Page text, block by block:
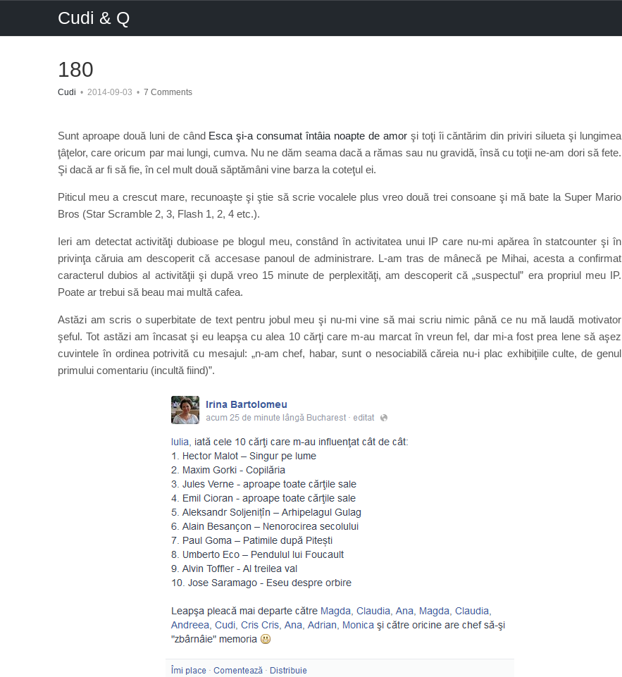
Cudi & Q
180
Cudi • 2014-09-03 • 7 Comments
Sunt aproape două luni de când Esca şi-a consumat întâia noapte de amorşi toţi îi căntărim din priviri silueta şi lungimea
ţâţelor, care oricum par mai lungi, cumva. Nu ne dăm seama dacă a rămas sau nu gravidă, însă cu toţii ne-am dori să fete.
Şi dacă ar fi să fie, în cel mult două săptămâni vine barza la coteţul ei.
Piticul meu a crescut mare, recunoaşte şi ştie să scrie vocalele plus vreo două trei consoane şi mă bate la Super Mario
Bros (Star Scramble 2, 3, Flash 1, 2, 4 etc.).
Ieri am detectat activităţi dubioase pe blogul meu, constând în activitatea unui IP care nu-mi apărea în statcounter şi în
privinţa căruia am descoperit că accesase panoul de administrare. L-am tras de mânecă pe Mihai, acesta a confirmat
caracterul dubios al activităţii şi după vreo 15 minute de perplexităţi, am descoperit că „suspectul” era propriul meu IP.
Poate ar trebui să beau mai multă cafea.
Astăzi am scris o superbitate de text pentru jobul meu şi nu-mi vine să mai scriu nimic până ce nu mă laudă motivator
şeful. Tot astăzi am încasat şi eu leapşa cu alea 10 cărţi care m-au marcat în vreun fel, dar mi-a fost prea lene să aşez
cuvintele în ordinea potrivită cu mesajul: „n-am chef, habar, sunt o nesociabilă căreia nu-i plac exhibiţiile culte, de genul
primului comentariu (incultă fiind)”.